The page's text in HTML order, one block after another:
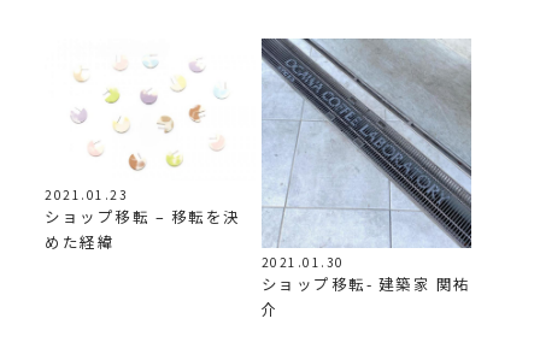
2021.01.23
ショップ移転 – 移転を決
めた経緯
2021.01.30
ショップ移転- 建築家 関祐
介